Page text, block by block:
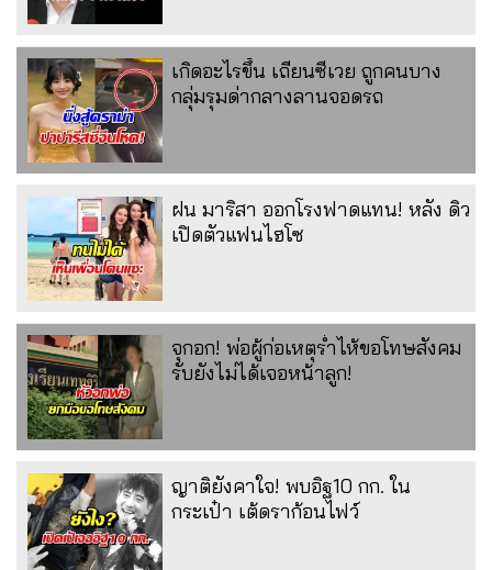
เกิดอะไรขึ้น เถียนซีเวย ถูกคนบาง
กลุ่มรุมด่ากลางลานจอดรถ
ฝน มาริสา ออกโรงฟาดแทน! หลัง ดิว
เปิดตัวแฟนไฮโซ
จุกอก! พ่อผู้ก่อเหตุร่ำไห้ขอโทษสังคม
รับยังไม่ได้เจอหน้าลูก!
ญาติยังคาใจ! พบอิฐ10 กก. ใน
กระเป๋า เต้ดราก้อนไฟว์